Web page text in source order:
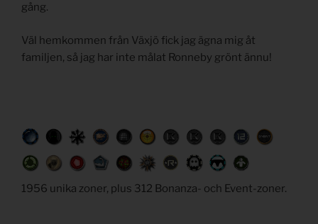
gång.
Väl hemkommen från Växjö fick jag ägna mig åt
familjen, så jag har inte målat Ronneby grönt ännu!
1956 unika zoner, plus 312 Bonanza- och Event-zoner.